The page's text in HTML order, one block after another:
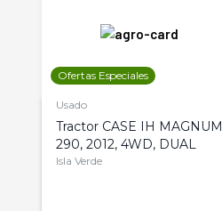
Ofertas Especiales
Usado
Tractor CASE IH MAGNUM
290, 2012, 4WD, DUAL
Isla Verde